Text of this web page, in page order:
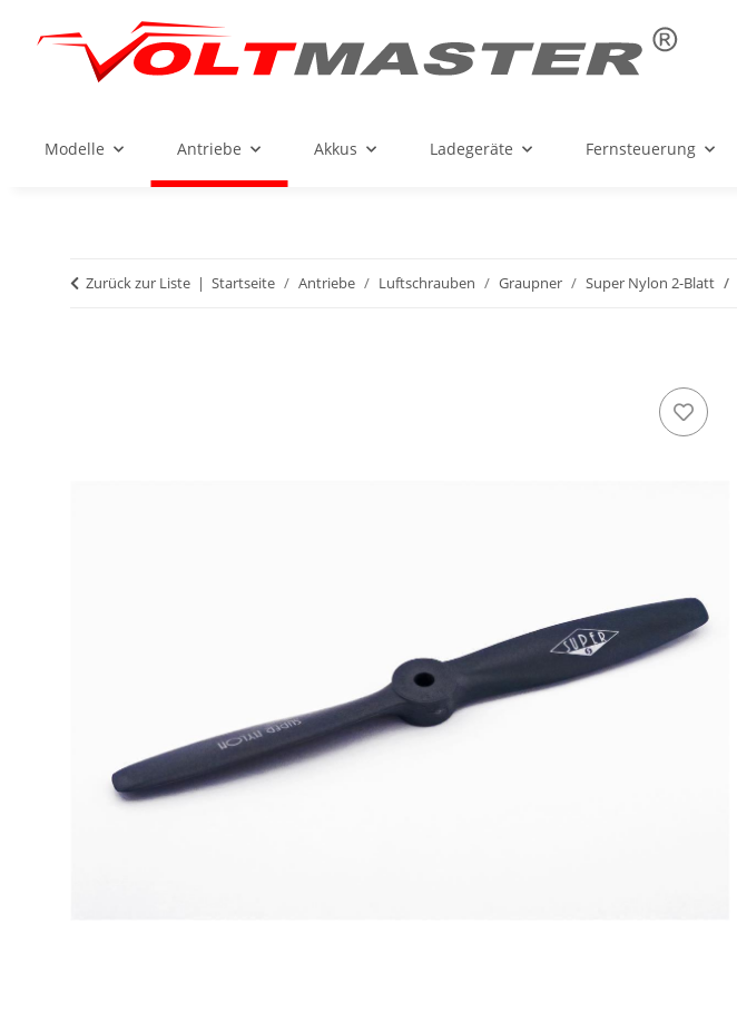
Modelle Antriebe Akkus Ladegeräte Fernsteuerung
Zurück zur Liste Startseite Antriebe Luftschrauben Graupner Super Nylon 2-Blatt